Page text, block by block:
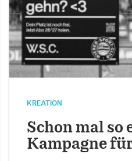
KREATION
Schon mal so
Kampagne